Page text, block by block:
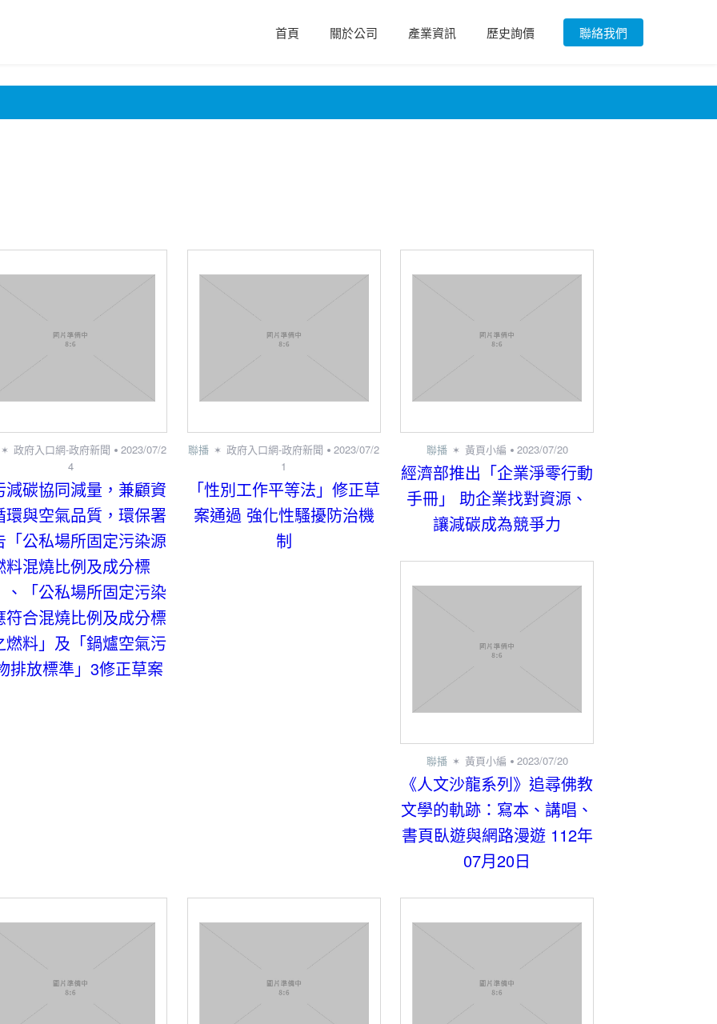
首頁 關於公司 產業資訊 歷史詢價 聯絡我們
政府入口網-政府新聞
2023/07/2
4
減碳協同減量，兼顧資
環與空氣品質，環保署
「公私場所固定污染源
料混燒比例及成分標
、「公私場所固定污染
符合混燒比例及成分標
燃料」及「鍋爐空氣污
排放標準」3修正草案
聯播 政府入口網-政府新聞
2023/07/2
1
「性別工作平等法」修正草
案通過 強化性騷擾防治機
制
聯播 黃頁小編 2023/07/20
經濟部推出「企業淨零行動
手冊」 助企業找對資源、
讓減碳成為競爭力
聯播 黃頁小編 2023/07/20
《人文沙龍系列》追尋佛教
文學的軌跡：寫本、講唱、
書頁臥遊與網路漫遊 112年
07月20日